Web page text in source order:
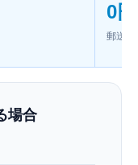
0円
郵送は
場合